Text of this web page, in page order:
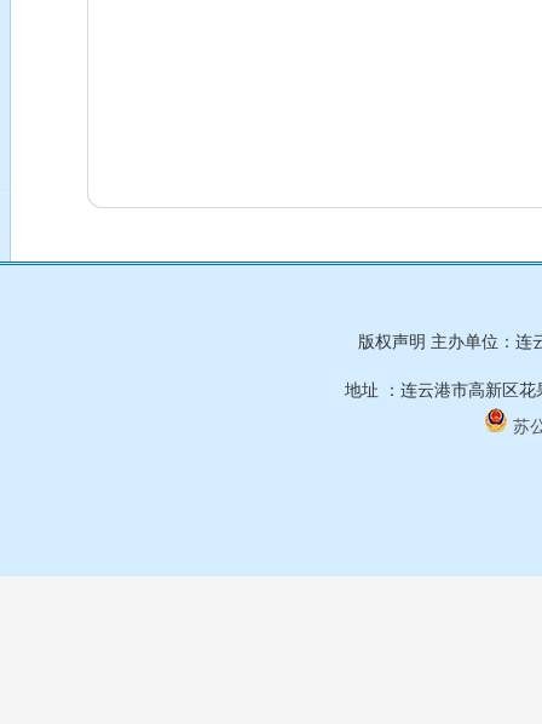
版权声明 主办单位：
地址 ：连云港市高新区
苏